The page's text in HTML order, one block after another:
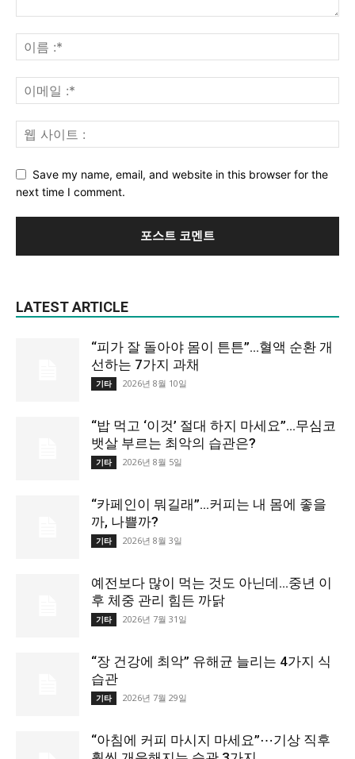
Save my name, email, and website in this browser for the
next time I comment.
LATEST ARTICLE
“피가 잘 돌아야 몸이 튼튼”…혈액 순환 개
선하는 7가지 과채
기타 2026년 8월 10일
“밥 먹고 ‘이것’ 절대 하지 마세요”…무심코
뱃살 부르는 최악의 습관은?
기타 2026년 8월 5일
“카페인이 뭐길래”…커피는 내 몸에 좋을
까, 나쁠까?
기타 2026년 8월 3일
예전보다 많이 먹는 것도 아닌데…중년 이
후 체중 관리 힘든 까닭
기타 2026년 7월 31일
“장 건강에 최악” 유해균 늘리는 4가지 식
습관
기타 2026년 7월 29일
“아침에 커피 마시지 마세요”⋯기상 직후